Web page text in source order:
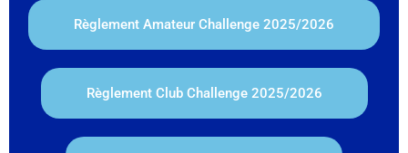
Règlement Amateur Challenge 2025/2026
Règlement Club Challenge 2025/2026